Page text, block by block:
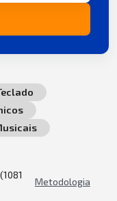
Metodologia